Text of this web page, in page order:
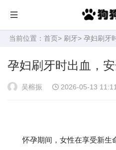
当前位置： 首页> 刷牙> 孕妇刷牙
孕妇刷牙时出血，
吴榕振 2026-05-13
怀孕期间，女性在享受新生